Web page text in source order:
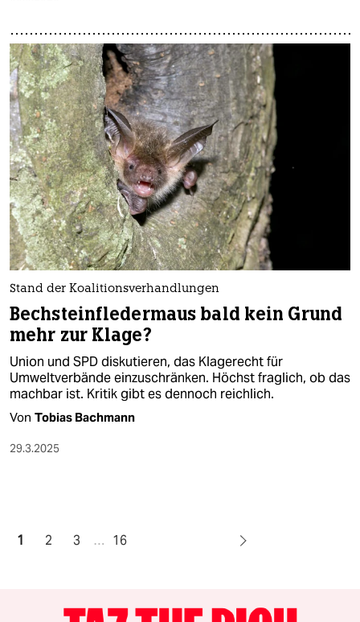
Stand der Koalitionsverhandlungen
Bechsteinfledermaus bald kein Grund
mehr zur Klage?
Union und SPD diskutieren, das Klagerecht für
Umweltverbände einzuschränken. Höchst fraglich, ob das
machbar ist. Kritik gibt es dennoch reichlich.
Von Tobias Bachmann
29.3.2025
1 2 3 … 16